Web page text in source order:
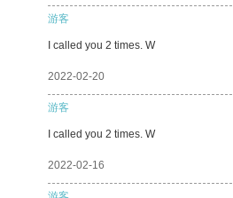
游客
I called you 2 times. W
2022-02-20
游客
I called you 2 times. W
2022-02-16